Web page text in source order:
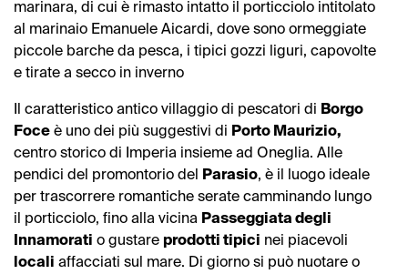
marinara, di cui è rimasto intatto il porticciolo intitolato
al marinaio Emanuele Aicardi, dove sono ormeggiate
piccole barche da pesca, i tipici gozzi liguri, capovolte
e tirate a secco in inverno
Il caratteristico antico villaggio di pescatori di Borgo
Foce è uno dei più suggestivi di Porto Maurizio,
centro storico di Imperia insieme ad Oneglia. Alle
pendici del promontorio del Parasio, è il luogo ideale
per trascorrere romantiche serate camminando lungo
il porticciolo, fino alla vicina Passeggiata degli
Innamorati o gustare prodotti tipici nei piacevoli
locali affacciati sul mare. Di giorno si può nuotare o